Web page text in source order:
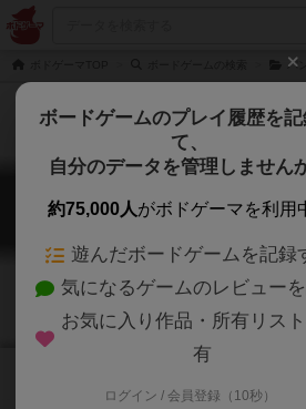
パ
パンデミック：
Pandemic: On the Brink (Old
ボードゲームのプレイ履歴を記
て、
自分のデータを管理しません
約75,000人がボドゲーマを利用
遊んだボードゲームを記録
気になるゲームのレビュー
お気に入り作品・所有リス
有
ログイン / 会員登録（10秒）